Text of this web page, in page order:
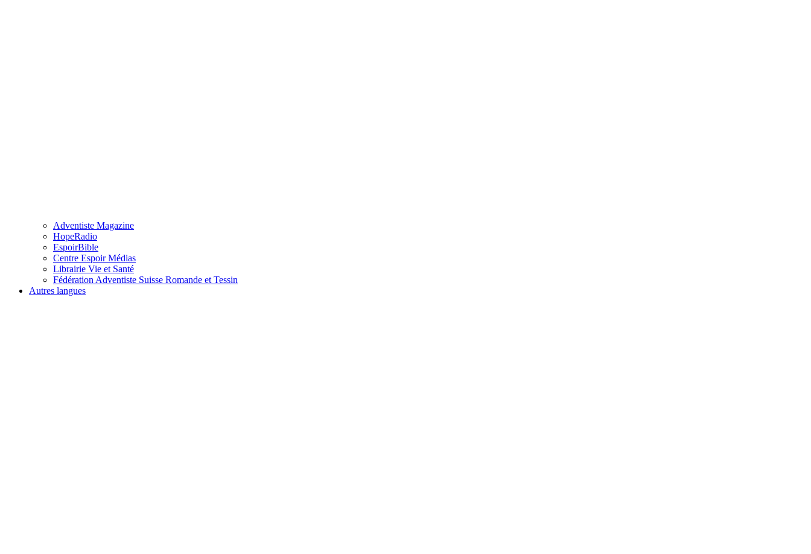
Adventiste Magazine
HopeRadio
EspoirBible
Centre Espoir Médias
Librairie Vie et Santé
Fédération Adventiste Suisse Romande et Tessin
Autres langues